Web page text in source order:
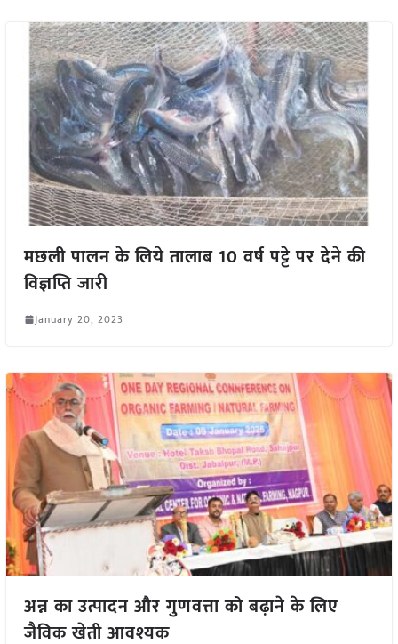
मछली पालन के लिये तालाब 10 वर्ष पट्टे पर देने की
विज्ञप्ति जारी
January 20, 2023
अन्न का उत्पादन और गुणवत्ता को बढ़ाने के लिए
जैविक खेती आवश्यक